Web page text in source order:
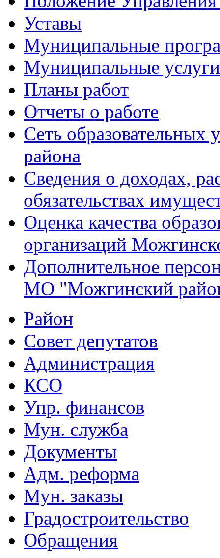
Уставы
Муниципальные
Муниципальные услуги
Планы работ
Отчеты о работе
Сеть
района
Сведения о доходах,
обязательствах
Оценка качества
организаций
Дополнительное
МО "Можгинский
Район
Совет депутатов
Администрация
КСО
Упр. финансов
Мун. служба
Документы
Адм. реформа
Мун. заказы
Градостроительство
Обращения